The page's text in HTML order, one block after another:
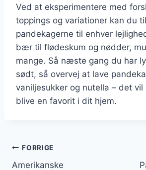
Ved at eksperimentere med
toppings og variationer kan du
pandekagerne til enhver
bær til flødeskum og nødder,
mange. Så næste gang du har
sødt, så overvej at lave
vaniljesukker og nutella – det
blive en favorit i dit hjem.
Indlægsnavigation
FORRIGE
Amerikanske